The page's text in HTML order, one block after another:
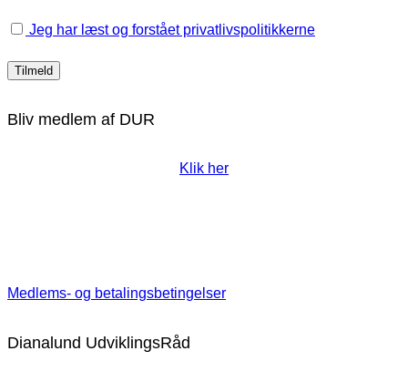
Jeg har læst og forstået privatlivspolitikkerne
Bliv medlem af DUR
Klik her
Medlems- og betalingsbetingelser
Dianalund UdviklingsRåd